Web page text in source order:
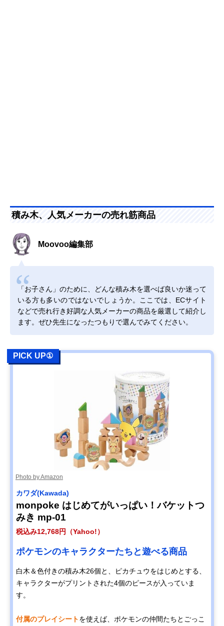
積み木、人気メーカーの売れ筋商品
Moovoo編集部
「お子さん」のために、どんな積み木を選べば良いか迷って
いる方も多いのではないでしょうか。ここでは、ECサイト
などで売れ行き好調な人気メーカーの商品を厳選して紹介し
ます。ぜひ先生になったつもりで選んでみてください。
PICK UP①
Photo by Amazon
カワダ(Kawada)
monpoke はじめてがいっぱい！バケットつ
みき mp-01
税込み12,768円（Yahoo!）
ポケモンのキャラクターたちと遊べる商品
白木＆色付きの積み木26個と、ピカチュウをはじめとする、
キャラクターがプリントされた4個のピースが入っていま
す。
付属のプレイシートを使えば、ポケモンの仲間たちとごっこ